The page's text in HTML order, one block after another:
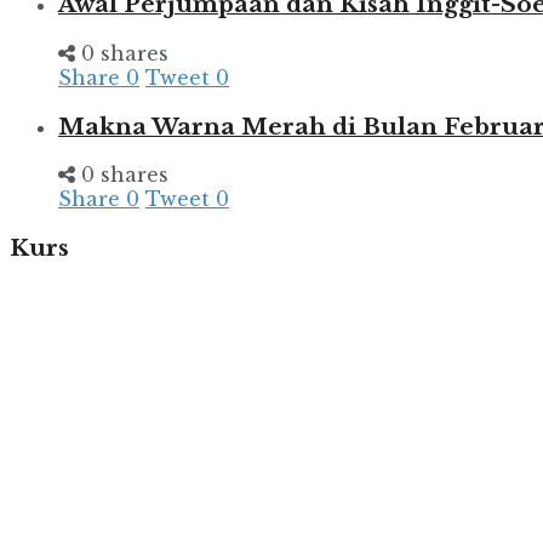
0 shares
Share 0 Tweet 0
Makna Warna Merah di Bulan
0 shares
Share 0 Tweet 0
Kurs